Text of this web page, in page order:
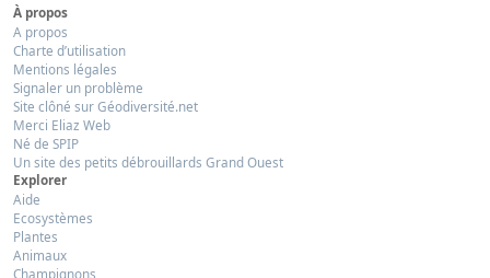
À propos
A propos
Charte d’utilisation
Mentions légales
Signaler un problème
Site clôné sur Géodiversité.net
Merci Eliaz Web
Né de SPIP
Un site des petits débrouillards Grand Ouest
Explorer
Aide
Ecosystèmes
Plantes
Animaux
Champignons